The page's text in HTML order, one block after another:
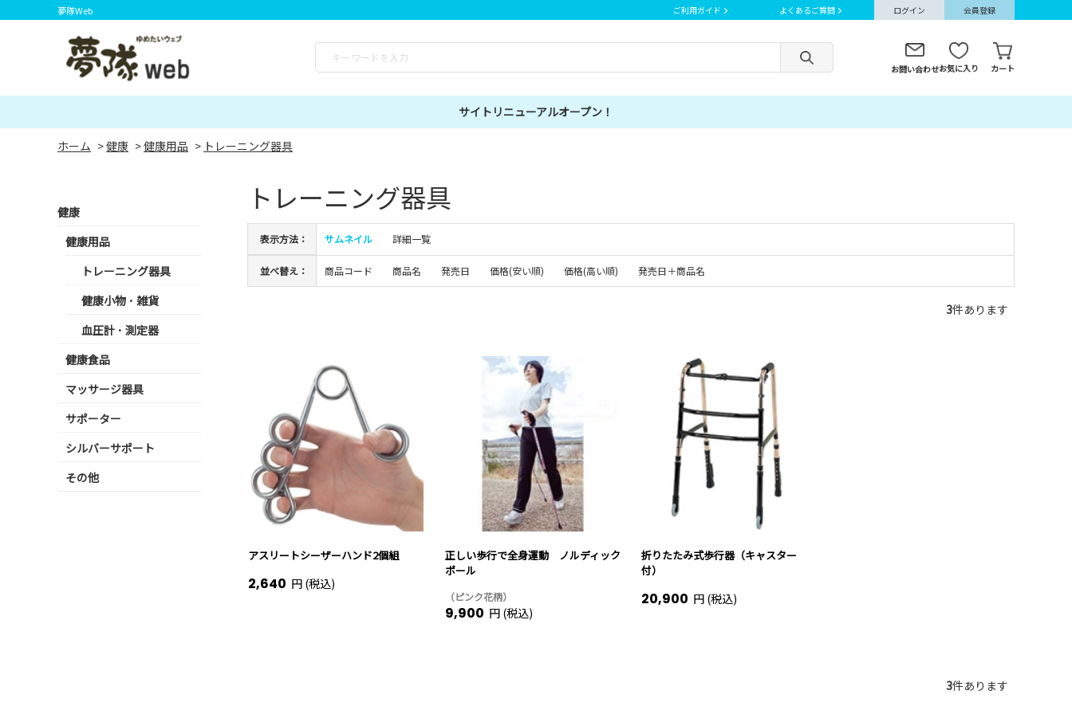
夢隊Web ご利用ガイド よくあるご質問 ログイン 会員登録
お問い合わせお気に入り カート
サイトリニューアルオープン！
ホーム >健康 >健康用品 > トレーニング器具
健康
健康用品
トレーニング器具
健康小物 ･ 雑貨
血圧計 ･ 測定器
健康食品
マッサージ器具
サポーター
シルバーサポート
その他
トレーニング器具
表示方法： サムネイル 詳細一覧
並べ替え： 商品コード 商品名 発売日 価格(安い順) 価格(高い順) 発売日＋商品名
3件あります
アスリートシーザーハンド2個組
2,640 円 (税込)
正しい歩行で全身運動 ノルディック
ポール
（ピンク花柄）
9,900 円 (税込)
折りたたみ式歩行器（キャスター
付）
20,900 円 (税込)
3件あります